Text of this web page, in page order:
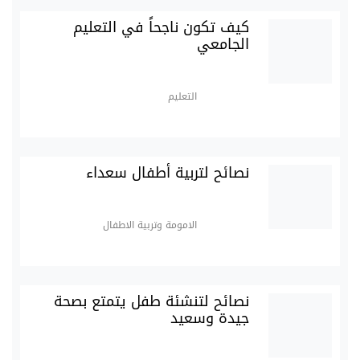
كيف تكون ناجحاً في التعليم
الجامعي
التعليم
نصائح لتربية أطفال سعداء
الامومة وتربية الاطفال
نصائح لتنشئة طفل يتمتع بصحة
جيدة وسعيد